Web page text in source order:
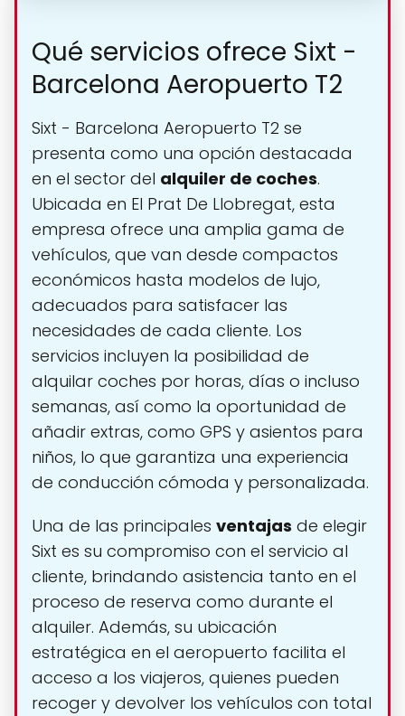
Qué servicios ofrece Sixt -
Barcelona Aeropuerto T2
Sixt - Barcelona Aeropuerto T2 se
presenta como una opción destacada
en el sector del alquiler de coches.
Ubicada en El Prat De Llobregat, esta
empresa ofrece una amplia gama de
vehículos, que van desde compactos
económicos hasta modelos de lujo,
adecuados para satisfacer las
necesidades de cada cliente. Los
servicios incluyen la posibilidad de
alquilar coches por horas, días o incluso
semanas, así como la oportunidad de
añadir extras, como GPS y asientos para
niños, lo que garantiza una experiencia
de conducción cómoda y personalizada.
Una de las principales ventajas de elegir
Sixt es su compromiso con el servicio al
cliente, brindando asistencia tanto en el
proceso de reserva como durante el
alquiler. Además, su ubicación
estratégica en el aeropuerto facilita el
acceso a los viajeros, quienes pueden
recoger y devolver los vehículos con total